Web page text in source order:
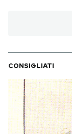
CONSIGLIATI